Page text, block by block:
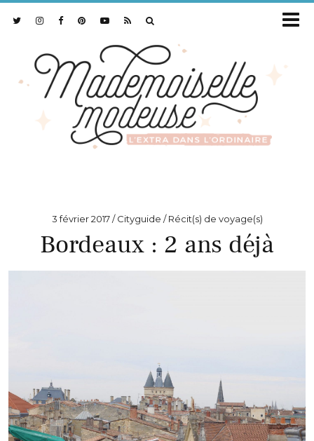
3 février 2017 Cityguide / Récit(s) de voyage(s)
Bordeaux : 2 ans déjà